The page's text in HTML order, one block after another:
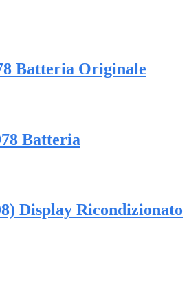
Batteria Originale
Batteria
Display Ricondizionato